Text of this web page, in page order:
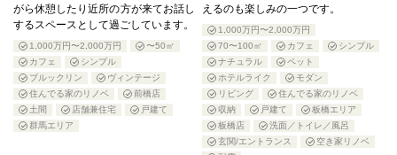
がら休憩したり近所の方が来てお話し
するスペースとして過ごしています。
1,000万円〜2,000万円
〜50㎡
カフェ
シンプル
ブルックリン
ヴィンテージ
住んでる家のリノベ
前橋店
土間
店舗兼住宅
戸建て
群馬エリア
えるのも楽しみの一つです。
1,000万円〜2,000万円
70〜100㎡
カフェ
シンプル
ナチュラル
ペット
ホテルライク
モダン
リビング
住んでる家のリノベ
収納
戸建て
板橋エリア
板橋店
洗面／トイレ／風呂
玄関/エントランス
空き家リノベ